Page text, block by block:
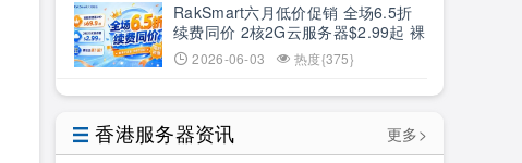
RakSmart六月低价促销 全场6.5折
续费同价 2核2G云服务器$2.99起 裸
机云买1送1
2026-06-03 热度{375}
香港服务器资讯
更多>